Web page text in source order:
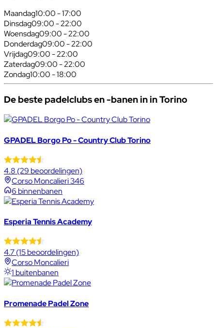
Maandag10:00 - 17:00
Dinsdag09:00 - 22:00
Woensdag09:00 - 22:00
Donderdag09:00 - 22:00
Vrijdag09:00 - 22:00
Zaterdag09:00 - 22:00
Zondag10:00 - 18:00
De beste padelclubs en -banen in in Torino
GPADEL Borgo Po - Country Club Torino
4.8 (29 beoordelingen)
Corso Moncalieri 346
6 binnenbanen
Esperia Tennis Academy
4.7(15 beoordelingen)
Corso Moncalieri
1 buitenbanen
Promenade Padel Zone